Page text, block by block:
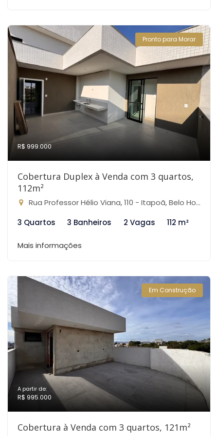
Pronto para Morar
R$ 999.000
Cobertura Duplex à Venda com 3 quartos,
112m²
Rua Professor Hélio Viana, 110 - Itapoã, Belo Horizonte-MG
3 Quartos
3 Banheiros 2 Vagas 112 m²
Mais informações
Em Construção
A partir de:
R$ 995.000
Cobertura à Venda com 3 quartos, 121m²